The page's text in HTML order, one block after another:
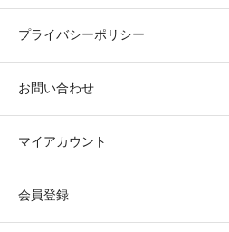
プライバシーポリシー
お問い合わせ
マイアカウント
会員登録